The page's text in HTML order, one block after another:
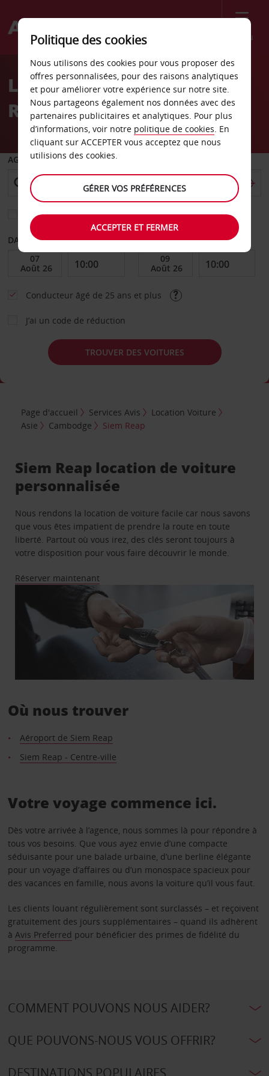
Menu
Welcome
AvisLocation de voiture Siem
Reap
AGENCE DE DÉPART
Sélectionnez une autre agence de retour
DATE DE DÉBUT DATE DE FIN
Conducteur âgé de 25 ans et plus
J’ai un code de réduction
TROUVER DES VOITURES
Page d'accueil Services Avis
Location Voiture
Asie
Cambodge Siem Reap
Siem Reap location de voiture
personnalisée
Nous rendons la location de voiture facile car nous savons
que vous êtes impatient de prendre la route en toute
liberté. Partout où vous irez, des clés seront toujours à
votre disposition pour vous faire découvrir le monde.
Réserver maintenant
Où nous trouver
Aéroport de Siem Reap
Siem Reap - Centre-ville
Votre voyage commence ici.
Dès votre arrivée à l’agence, nous sommes là pour répondre à
tous vos besoins. Que vous ayez envie d’une compacte
séduisante pour une balade urbaine, d’une berline élégante
pour un voyage d’affaires ou d’un monospace spacieux pour
des vacances en famille, nous avons la voiture qu’il vous faut.
Les clients louant régulièrement sont surclassés – et reçoivent
gratuitement des jours supplémentaires – quand ils adhèrent
à Avis Preferred pour bénéficier des primes de fidélité du
programme.
COMMENT POUVONS NOUS AIDER?
QUE POUVONS-NOUS VOUS OFFRIR?
DESTINATIONS POPULAIRES
Politique des cookies
Nous utilisons des cookies pour vous proposer des
offres personnalisées, pour des raisons analytiques
et pour améliorer votre expérience sur notre site.
Nous partageons également nos données avec des
partenaires publicitaires et analytiques. Pour plus
d’informations, voir notre politique de cookies. En
cliquant sur ACCEPTER vous acceptez que nous
utilisions des cookies.
GÉRER VOS PRÉFÉRENCES
ACCEPTER ET FERMER